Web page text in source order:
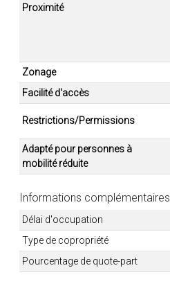
Proximité
Zonage
Facilité d'accès
Restrictions/Permissions
Adapté pour personnes à
mobilité réduite
Informations complémentaires
Délai d'occupation
Type de copropriété
Pourcentage de quote-part